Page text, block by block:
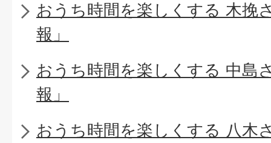
おうち時間を楽しくする 木挽
報」
おうち時間を楽しくする 中島
報」
おうち時間を楽しくする 八木